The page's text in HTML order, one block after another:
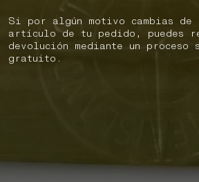
Si por algún motivo cambias de
artículo de tu pedido, puedes
devolución mediante un
gratuito.